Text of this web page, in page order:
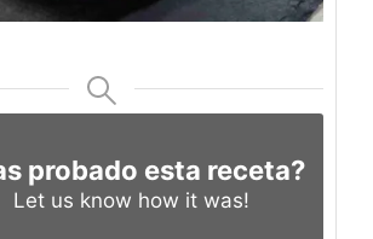
probado esta receta?
Let us know how it was!